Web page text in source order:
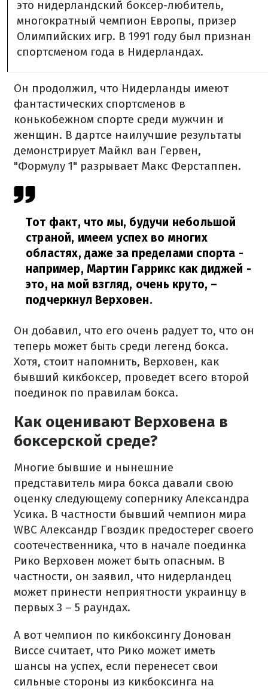
это нидерландский боксер-любитель,
многократный чемпион Европы, призер
Олимпийских игр. В 1991 году был признан
спортсменом года в Нидерландах.
Он продолжил, что Нидерланды имеют
фантастических спортсменов в
конькобежном спорте среди мужчин и
женщин. В дартсе наилучшие результаты
демонстрирует Майкл ван Гервен,
"Формулу 1" разрывает Макс Ферстаппен.
Тот факт, что мы, будучи небольшой
страной, имеем успех во многих
областях, даже за пределами спорта -
например, Мартин Гаррикс как диджей -
это, на мой взгляд, очень круто, –
подчеркнул Верховен.
Он добавил, что его очень радует то, что он
теперь может быть среди легенд бокса.
Хотя, стоит напомнить, Верховен, как
бывший кикбоксер, проведет всего второй
поединок по правилам бокса.
Как оценивают Верховена в
боксерской среде?
Многие бывшие и нынешние
представитель мира бокса давали свою
оценку следующему сопернику Александра
Усика. В частности бывший чемпион мира
WBC Александр Гвоздик предостерег своего
соотечественника, что в начале поединка
Рико Верховен может быть опасным. В
частности, он заявил, что нидерландец
может принести неприятности украинцу в
первых 3 – 5 раундах.
А вот чемпион по кикбоксингу Донован
Виссе считает, что Рико может иметь
шансы на успех, если перенесет свои
сильные стороны из кикбоксинга на